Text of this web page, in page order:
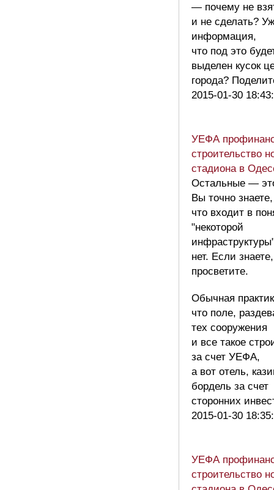
— почему не
и не сделать?
информация,
что под это
выделен кусок
города?
2015-01-30
УЕФА
строительство
стадиона в
Остальные —
Вы точно знаете,
что входит в
"некоторой
нет. Если знаете,
просветите.
Обычная
что поле,
тех сооружения
и все такое
за счет УЕФА,
а вот отель,
бордель за счет
сторонних
2015-01-30
УЕФА
строительство